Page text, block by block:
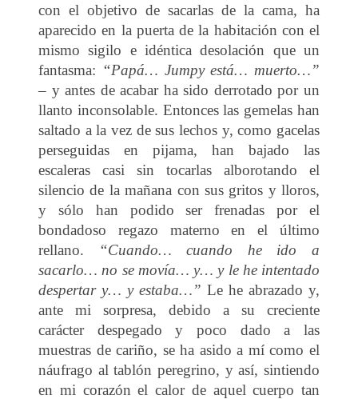
con el objetivo de sacarlas de la cama, ha
aparecido en la puerta de la habitación con el
mismo sigilo e idéntica desolación que un
fantasma: “Papá… Jumpy está… muerto…”
– y antes de acabar ha sido derrotado por un
llanto inconsolable. Entonces las gemelas han
saltado a la vez de sus lechos y, como gacelas
perseguidas en pijama, han bajado las
escaleras casi sin tocarlas alborotando el
silencio de la mañana con sus gritos y lloros,
y sólo han podido ser frenadas por el
bondadoso regazo materno en el último
rellano.
“Cuando… cuando he ido a
sacarlo… no se movía… y… y le he intentado
despertar y… y estaba…” Le he abrazado y,
ante mi sorpresa, debido a su creciente
carácter despegado y poco dado a las
muestras de cariño, se ha asido a mí como el
náufrago al tablón peregrino, y así, sintiendo
en mi corazón el calor de aquel cuerpo tan